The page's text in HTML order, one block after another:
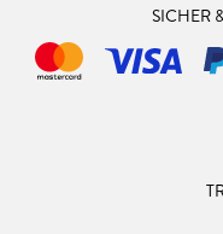
SICHER